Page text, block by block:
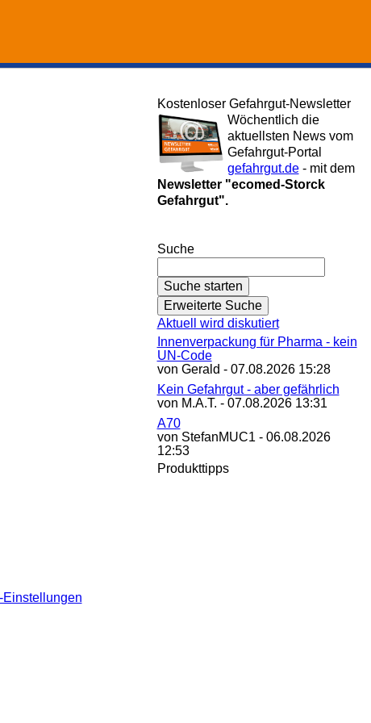
Kostenloser Gefahrgut-Newsletter
Wöchentlich die
aktuellsten News vom
Gefahrgut-Portal
gefahrgut.de- mit dem
Newsletter "ecomed-Storck
Gefahrgut".
Suche
Aktuell wird diskutiert
Innenverpackung für Pharma - kein
UN-Code
von Gerald - 07.08.2026 15:28
Kein Gefahrgut - aber gefährlich
von M.A.T. - 07.08.2026 13:31
A70
von StefanMUC1 - 06.08.2026
12:53
Produkttipps
Einstellungen